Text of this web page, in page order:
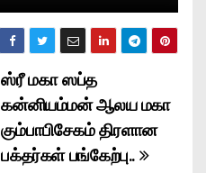
ஸ்ரீ மகா ஸப்த
கன்னியம்மன் ஆலய மகா
கும்பாபிசேகம் திரளான
பக்தர்கள் பங்கேற்பு..